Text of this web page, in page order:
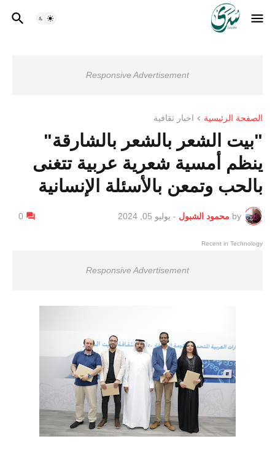
Responsive Advertisement
الصفحة الرئيسية اخبار ثقافية
"بيت الشعر بالشعر بالشارقة"
ينظم أمسية شعرية عربية تتغنى
بالحب وتمعن بالأسئلة الإنسانية
by محمود الشبول - يوليو 05, 2024 0
Recent in Technology
Responsive Advertisement